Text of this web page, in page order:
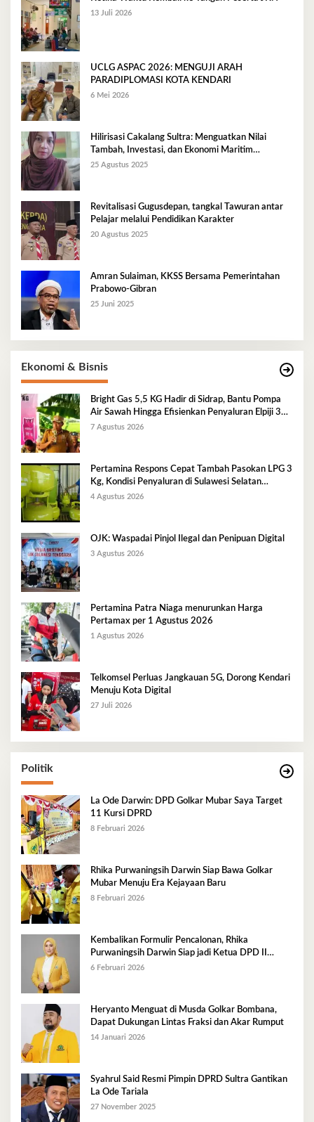
13 Juli 2026
UCLG ASPAC 2026: MENGUJI ARAH
PARADIPLOMASI KOTA KENDARI
6 Mei 2026
Hilirisasi Cakalang Sultra: Menguatkan Nilai
Tambah, Investasi, dan Ekonomi Maritim
Berkelanjutan
25 Agustus 2025
Revitalisasi Gugusdepan, tangkal Tawuran antar
Pelajar melalui Pendidikan Karakter
20 Agustus 2025
Amran Sulaiman, KKSS Bersama Pemerintahan
Prabowo-Gibran
25 Juni 2025
Ekonomi & Bisnis
Bright Gas 5,5 KG Hadir di Sidrap, Bantu Pompa
Air Sawah Hingga Efisienkan Penyaluran Elpiji 3
Kg
7 Agustus 2026
Pertamina Respons Cepat Tambah Pasokan LPG 3
Kg, Kondisi Penyaluran di Sulawesi Selatan
Berlangsung Kondusif
4 Agustus 2026
OJK: Waspadai Pinjol Ilegal dan Penipuan Digital
3 Agustus 2026
Pertamina Patra Niaga menurunkan Harga
Pertamax per 1 Agustus 2026
1 Agustus 2026
Telkomsel Perluas Jangkauan 5G, Dorong Kendari
Menuju Kota Digital
27 Juli 2026
Politik
La Ode Darwin: DPD Golkar Mubar Saya Target
11 Kursi DPRD
8 Februari 2026
Rhika Purwaningsih Darwin Siap Bawa Golkar
Mubar Menuju Era Kejayaan Baru
8 Februari 2026
Kembalikan Formulir Pencalonan, Rhika
Purwaningsih Darwin Siap jadi Ketua DPD II
Golkar Mubar
6 Februari 2026
Heryanto Menguat di Musda Golkar Bombana,
Dapat Dukungan Lintas Fraksi dan Akar Rumput
14 Januari 2026
Syahrul Said Resmi Pimpin DPRD Sultra Gantikan
La Ode Tariala
27 November 2025